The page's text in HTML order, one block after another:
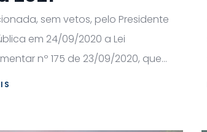
sem vetos, pelo Presidente
em 24/09/2020 a Lei
nº 175 de 23/09/2020, que...